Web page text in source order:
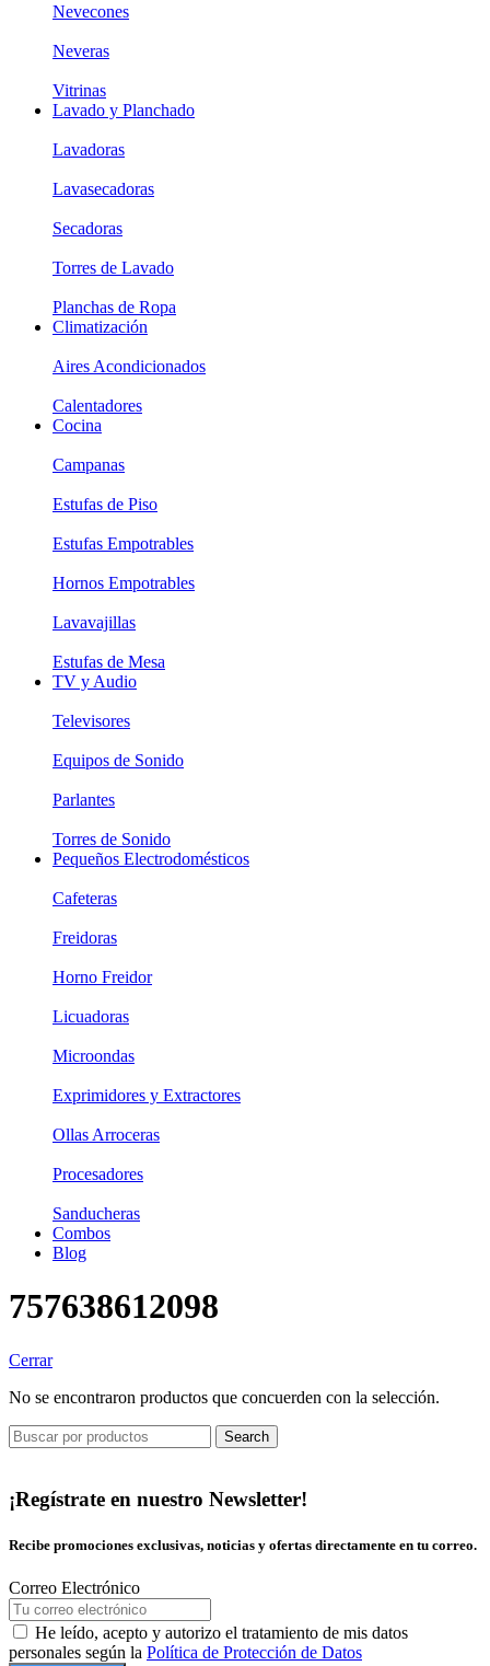
Nevecones
Neveras
Vitrinas
Lavado y Planchado
Lavadoras
Lavasecadoras
Secadoras
Torres de Lavado
Planchas de Ropa
Climatización
Aires Acondicionados
Calentadores
Cocina
Campanas
Estufas de Piso
Estufas Empotrables
Hornos Empotrables
Lavavajillas
Estufas de Mesa
TV y Audio
Televisores
Equipos de Sonido
Parlantes
Torres de Sonido
Pequeños Electrodomésticos
Cafeteras
Freidoras
Horno Freidor
Licuadoras
Microondas
Exprimidores y Extractores
Ollas Arroceras
Procesadores
Sanducheras
Combos
Blog
757638612098
Cerrar
No se encontraron productos que concuerden con la selección.
Search
¡Regístrate en nuestro Newsletter!
Recibe promociones exclusivas, noticias y ofertas directamente en tu correo.
Correo Electrónico
He leído, acepto y autorizo el tratamiento de mis datos
personales según la Política de Protección de Datos